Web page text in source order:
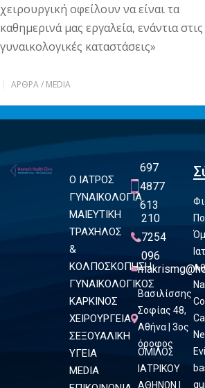
χειρουργική οφείλουν να είναι τα
καθημερινά μας εργαλεία, ενάντια
γυναικολογικές καταστάσεις»
ΆΡΘΡΑ / MEDIA
Ο ΙΑΤΡΟΣ
ΓΥΝΑΙΚΟΛΟΓΙΑ
ΜΑΙΕΥΤΙΚΗ
ΤΡΑΧΗΛΟΣ
&
ΚΟΛΠΟΣΚΟΠΗΣΗ
ΓΥΝΑΙΚΟΛΟΓΙΚΟΣ
ΚΑΡΚΙΝΟΣ
ΧΕΙΡΟΥΡΓΕΙΑ
ΣΕΞΟΥΑΛΙΚΗ
ΥΓΕΙΑ
MEDIA
697
4877
613
210
7254
096
Βασιλίσσης
Σοφίας 48,
Αθήνα | 3ος
όροφος
ΟΜΙΛΟΣ
ΙΑΤΡΙΚΟΥ
ΑΘΗΝΩΝ |